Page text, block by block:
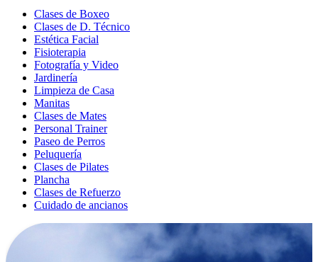
Clases de Boxeo
Clases de D. Técnico
Estética Facial
Fisioterapia
Fotografía y Video
Jardinería
Limpieza de Casa
Manitas
Clases de Mates
Personal Trainer
Paseo de Perros
Peluquería
Clases de Pilates
Plancha
Clases de Refuerzo
Cuidado de ancianos